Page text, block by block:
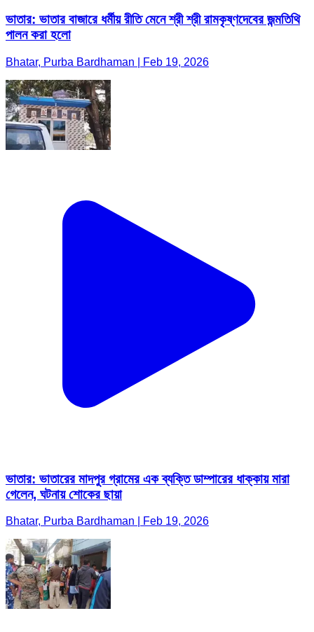
ভাতার: ভাতার বাজারে ধর্মীয় রীতি মেনে শ্রী শ্রী রামকৃষ্ণদেবের জন্মতিথি
পালন করা হলো
Bhatar, Purba Bardhaman | Feb 19, 2026
ভাতার: ভাতারের মাদপুর গ্রামের এক ব্যক্তি ডাম্পারের ধাক্কায় মারা
গেলেন, ঘটনায় শোকের ছায়া
Bhatar, Purba Bardhaman | Feb 19, 2026